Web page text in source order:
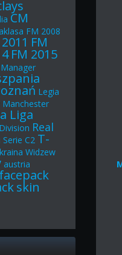
CM
FM 2008
FM
FM 2015
Legia
Manchester
Liga
Real
Serie C2 T-
Widzew
austria
facepack
skin